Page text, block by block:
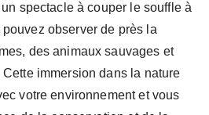
spectacle à couper le souffle à
observer de près la
des animaux sauvages et
immersion dans la nature
votre environnement et vous